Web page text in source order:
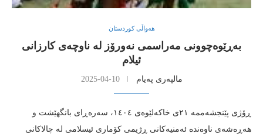
هەواڵی کوردستان
به‌ڕێوه‌چوونی مه‌راسمی نه‌ورۆز له‌ ناوچه‌ی كارزانی
ئیلام
مالپەری پەیام 2025-04-10
ڕۆژی پێنجشه‌ممه‌ ٢١ی خاكه‌لێوه‌ی ١٤٠٤، سه‌ره‌ڕای بانگهێشت و
هه‌ڕه‌شه‌ی ناوه‌نده‌ ئه‌منیه‌كانی ڕژیمی كۆماری ئیسلامی له‌ چالاكانی